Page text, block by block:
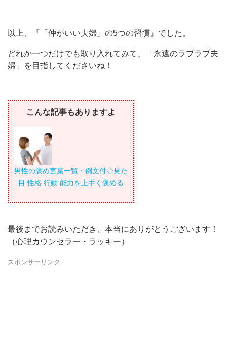
以上、『「仲がいい夫婦」の5つの習慣』でした。
どれか一つだけでも取り入れてみて、「永遠のラブラブ夫
婦」を目指してくださいね！
こんな記事もありますよ
男性の褒め言葉一覧・例文付◇見た
目 性格 行動 能力を上手く褒める
最後までお読みいただき、本当にありがとうございます！
（心理カウンセラー・ラッキー）
スポンサーリンク